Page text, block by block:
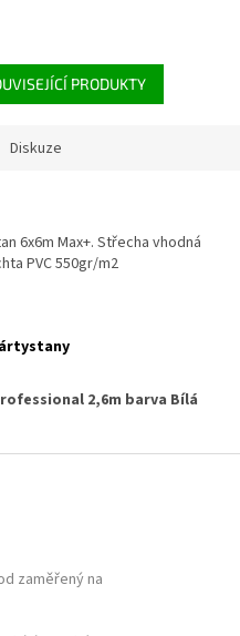
PRODUKTY
Diskuze
6x6m Max+. Střecha vhodná
PVC 550gr/m2
2,6m barva Bílá
zaměřený na